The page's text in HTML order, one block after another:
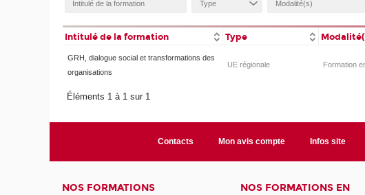
Intitulé de la formation Type
GRH, dialogue social et transformations des
organisations
UE régionale Formation
Éléments 1 à 1 sur 1
Contacts Mon avis compte Infos site
NOS FORMATIONS
NOS FORMATIONS EN